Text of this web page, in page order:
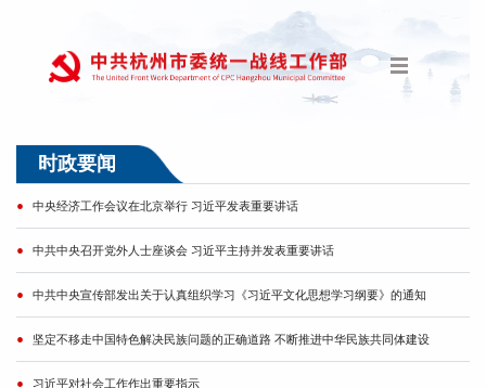
时政要闻
中央经济工作会议在北京举行 习近平发表重要讲话
中共中央召开党外人士座谈会 习近平主持并发表重要讲话
中共中央宣传部发出关于认真组织学习《习近平文化思想学习纲要》的通知
坚定不移走中国特色解决民族问题的正确道路 不断推进中华民族共同体建设
习近平对社会工作作出重要指示